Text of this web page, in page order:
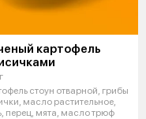
картофель
стоун отварной, грибы
масло растительное,
перец, мята, масло трюф